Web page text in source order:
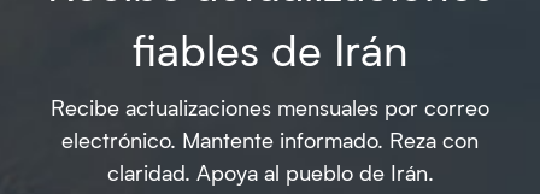
fiables de Irán
Recibe actualizaciones mensuales por correo
electrónico. Mantente informado. Reza con
claridad. Apoya al pueblo de Irán.